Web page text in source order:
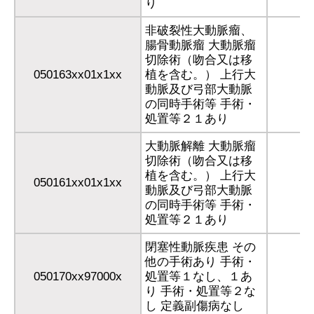
り
050163xx01x1xx
非破裂性大動脈瘤、
腸骨動脈瘤 大動脈瘤
切除術（吻合又は移
植を含む。） 上行大
動脈及び弓部大動脈
の同時手術等 手術・
処置等２１あり
050161xx01x1xx
大動脈解離 大動脈瘤
切除術（吻合又は移
植を含む。） 上行大
動脈及び弓部大動脈
の同時手術等 手術・
処置等２１あり
050170xx97000x
閉塞性動脈疾患 その
他の手術あり 手術・
処置等１なし、１あ
り 手術・処置等２な
し 定義副傷病なし